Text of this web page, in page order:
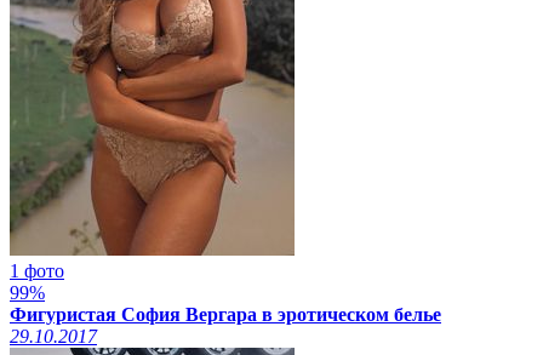
1 фото
99%
Фигуристая София Вергара в эротическом белье
29.10.2017